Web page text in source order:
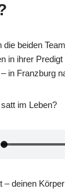
die beiden
in ihrer
in Franzburg
im Leben?
– deinen